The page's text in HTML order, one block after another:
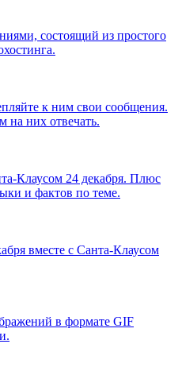
состоящий из простого
к ним свои сообщения.
на них отвечать.
Клаусом 24 декабря. Плюс
и фактов по теме.
вместе с Санта-Клаусом
в формате GIF